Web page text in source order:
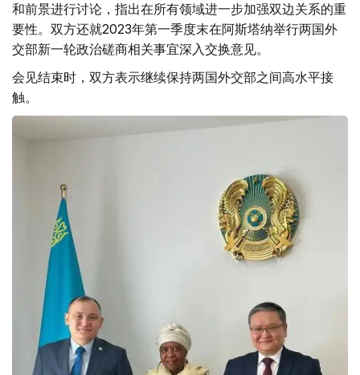
和前景进行讨论，指出在所有领域进一步加强双边关系的重
要性。双方还就2023年第一季度末在阿斯塔纳举行两国外
交部新一轮政治磋商相关事宜深入交换意见。
会见结束时，双方表示继续保持两国外交部之间高水平接
触。